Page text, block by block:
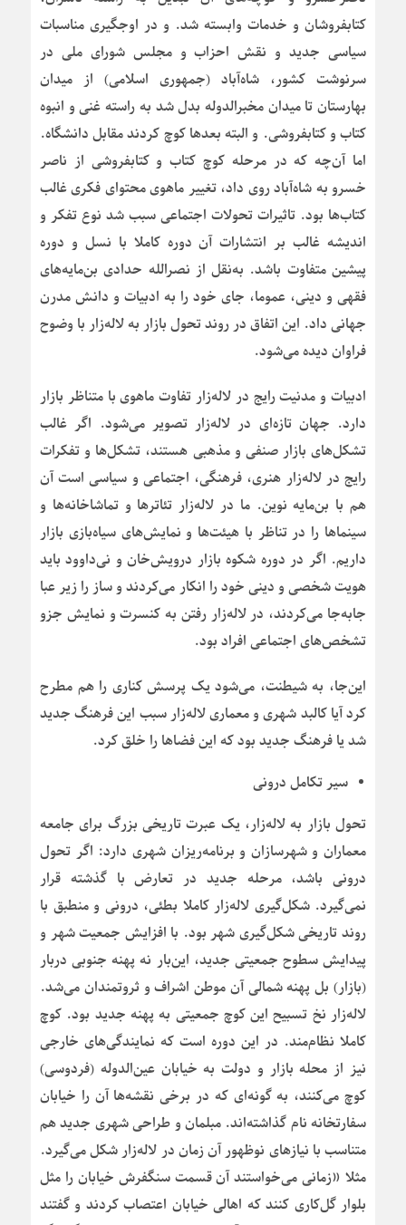
کتابفروشان و خدمات وابسته شد. و در اوجگیری مناسبات
سیاسی جدید و نقش احزاب و مجلس شورای ملی در
سرنوشت کشور، شاه‌آباد (جمهوری اسلامی) از میدان
بهارستان تا میدان مخبرالدوله بدل شد به راسته غنی و انبوه
کتاب و کتابفروشی. و البته بعدها کوچ کردند مقابل دانشگاه.
اما آن‌چه که در مرحله کوچ کتاب و کتابفروشی از ناصر
خسرو به شاه‌آباد روی داد، تغییر ماهوی محتوای فکری غالب
کتاب‌ها بود. تاثیرات تحولات اجتماعی سبب شد نوع تفکر و
اندیشه غالب بر انتشارات آن دوره کاملا با نسل و دوره
پیشین متفاوت باشد. به‌نقل از نصرالله حدادی بن‌مایه‌های
فقهی و دینی، عموما، جای خود را به ادبیات و دانش مدرن
جهانی داد. این اتفاق در روند تحول بازار به لاله‌زار با وضوح
فراوان دیده می‌شود.
ادبیات و مدنیت رایج در لاله‌زار تفاوت ماهوی با متناظر بازار
دارد. جهان تازه‌ای در لاله‌زار تصویر می‌شود. اگر غالب
تشکل‌های بازار صنفی و مذهبی هستند، تشکل‌ها و تفکرات
رایج در لاله‌زار هنری، فرهنگی، اجتماعی و سیاسی است آن
هم با بن‌مایه نوین. ما در لاله‌زار تئاترها و تماشاخانه‌ها و
سینماها را در تناظر با هیئت‌ها و نمایش‌های سیاه‌بازی بازار
داریم. اگر در دوره شکوه بازار درویش‌خان و نی‌داوود باید
هویت شخصی و دینی خود را انکار می‌کردند و ساز را زیر عبا
جابه‌جا می‌کردند، در لاله‌زار رفتن به کنسرت و نمایش جزو
تشخص‌های اجتماعی افراد بود.
این‌جا، به شیطنت، می‌شود یک پرسش کناری را هم مطرح
کرد آیا کالبد شهری و معماری لاله‌زار سبب این فرهنگ جدید
شد یا فرهنگ جدید بود که این فضاها را خلق کرد.
سیر تکامل درونی
تحول بازار به لاله‌زار، یک عبرت تاریخی بزرگ برای جامعه
معماران و شهرسازان و برنامه‌ریزان شهری دارد: اگر تحول
درونی باشد، مرحله جدید در تعارض با گذشته قرار
نمی‌گیرد. شکل‌گیری لاله‌زار کاملا بطئی، درونی و منطبق با
روند تاریخی شکل‌گیری شهر بود. با افزایش جمعیت شهر و
پیدایش سطوح جمعیتی جدید، این‌بار نه پهنه جنوبی دربار
(بازار) بل پهنه شمالی آن موطن اشراف و ثروتمندان می‌شد.
لاله‌زار نخ تسبیح این کوچ جمعیتی به پهنه جدید بود. کوچ
کاملا نظام‌مند. در این دوره است که نمایندگی‌های خارجی
نیز از محله بازار و دولت به خیابان عین‌الدوله (فردوسی)
کوچ می‌کنند، به گونه‌ای که در برخی نقشه‌ها آن را خیابان
سفارتخانه نام گذاشته‌اند. مبلمان و طراحی شهری جدید هم
متناسب با نیازهای نوظهور آن زمان در لاله‌زار شکل می‌گیرد.
مثلا «زمانی می‌خواستند آن قسمت سنگفرش خیابان را مثل
بلوار گل‌کاری کنند که اهالی خیابان اعتصاب کردند و گفتند